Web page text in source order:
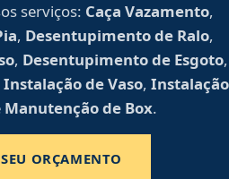
serviços: Caça Vazamento,
, Desentupimento de Ralo,
, Desentupimento de Esgoto,
Instalação de Vaso, Instalação
Manutenção de Box.
ORÇAMENTO